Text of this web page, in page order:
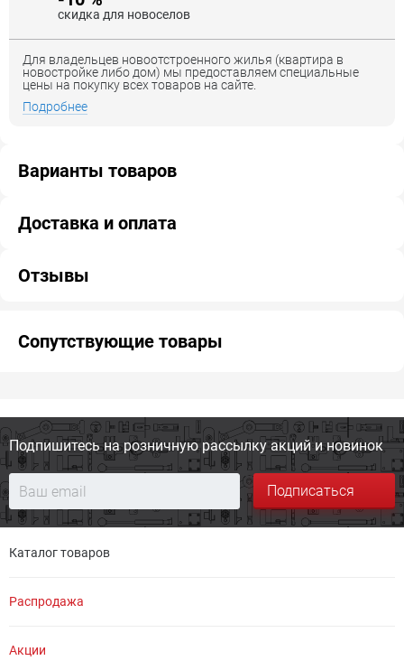
скидка для новоселов
Для владельцев новоотстроенного жилья (квартира в
новостройке либо дом) мы предоставляем специальные
цены на покупку всех товаров на сайте.
Подробнее
Варианты товаров
Доставка и оплата
Отзывы
Сопутствующие товары
Подпишитесь на розничную рассылку акций и новинок
Подписаться
Каталог товаров
Распродажа
Акции